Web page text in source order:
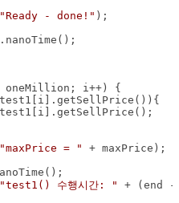
"Ready - done!"
"maxPrice = "
"test1() 수행시간: " + (end